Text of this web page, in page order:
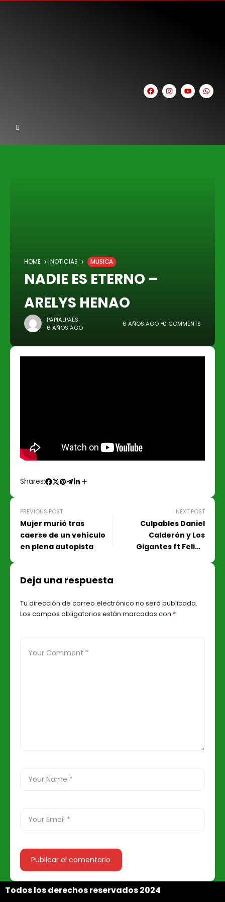
HOME NOTICIAS MUSICA
NADIE ES ETERNO –
ARELYS HENAO
PAPIALPAES
6 AÑOS AGO
6 AÑOS AGO 0 COMMENTS
Shares:
PREVIOUS POST
Mujer murió tras
caerse de un vehículo
en plena autopista
NEXT POST
Culpables Daniel
Calderón y Los
Gigantes ft Felipe
Deja una respuesta
Tu dirección de correo electrónico no será publicada.
Los campos obligatorios están marcados con *
Todos los derechos reservados 2024